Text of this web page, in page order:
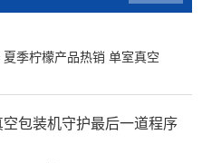
夏季柠檬产品热销 单室真空
包装机守护最后一道程序